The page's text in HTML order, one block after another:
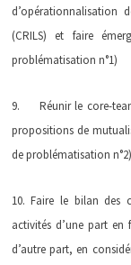
d’opérationnalisation
(CRILS) et faire
problématisation n°1)
9. Réunir le core-
propositions de
de problématisation n°2)
10. Faire le bilan des
activités d’une part
d’autre part, en